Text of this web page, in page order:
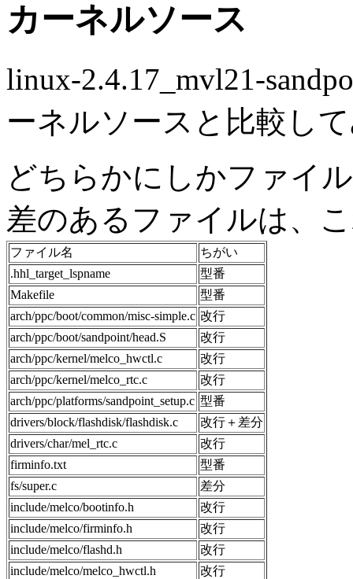
カーネルソース
linux-2.4.17_mvl21-
ーネルソースと比較し
どちらかにしかファイ
差のあるファイルは、
ファイル名
ちがい
.hhl_target_lspname
型番
Makefile
型番
arch/ppc/boot/common/misc-simple.c 改行
arch/ppc/boot/sandpoint/head.S
改行
arch/ppc/kernel/melco_hwctl.c
改行
arch/ppc/kernel/melco_rtc.c
改行
arch/ppc/platforms/sandpoint_setup.c 型番
drivers/block/flashdisk/flashdisk.c
改行＋差分
drivers/char/mel_rtc.c
改行
firminfo.txt
型番
fs/super.c
差分
include/melco/bootinfo.h
改行
include/melco/firminfo.h
改行
include/melco/flashd.h
改行
include/melco/melco_hwctl.h
改行